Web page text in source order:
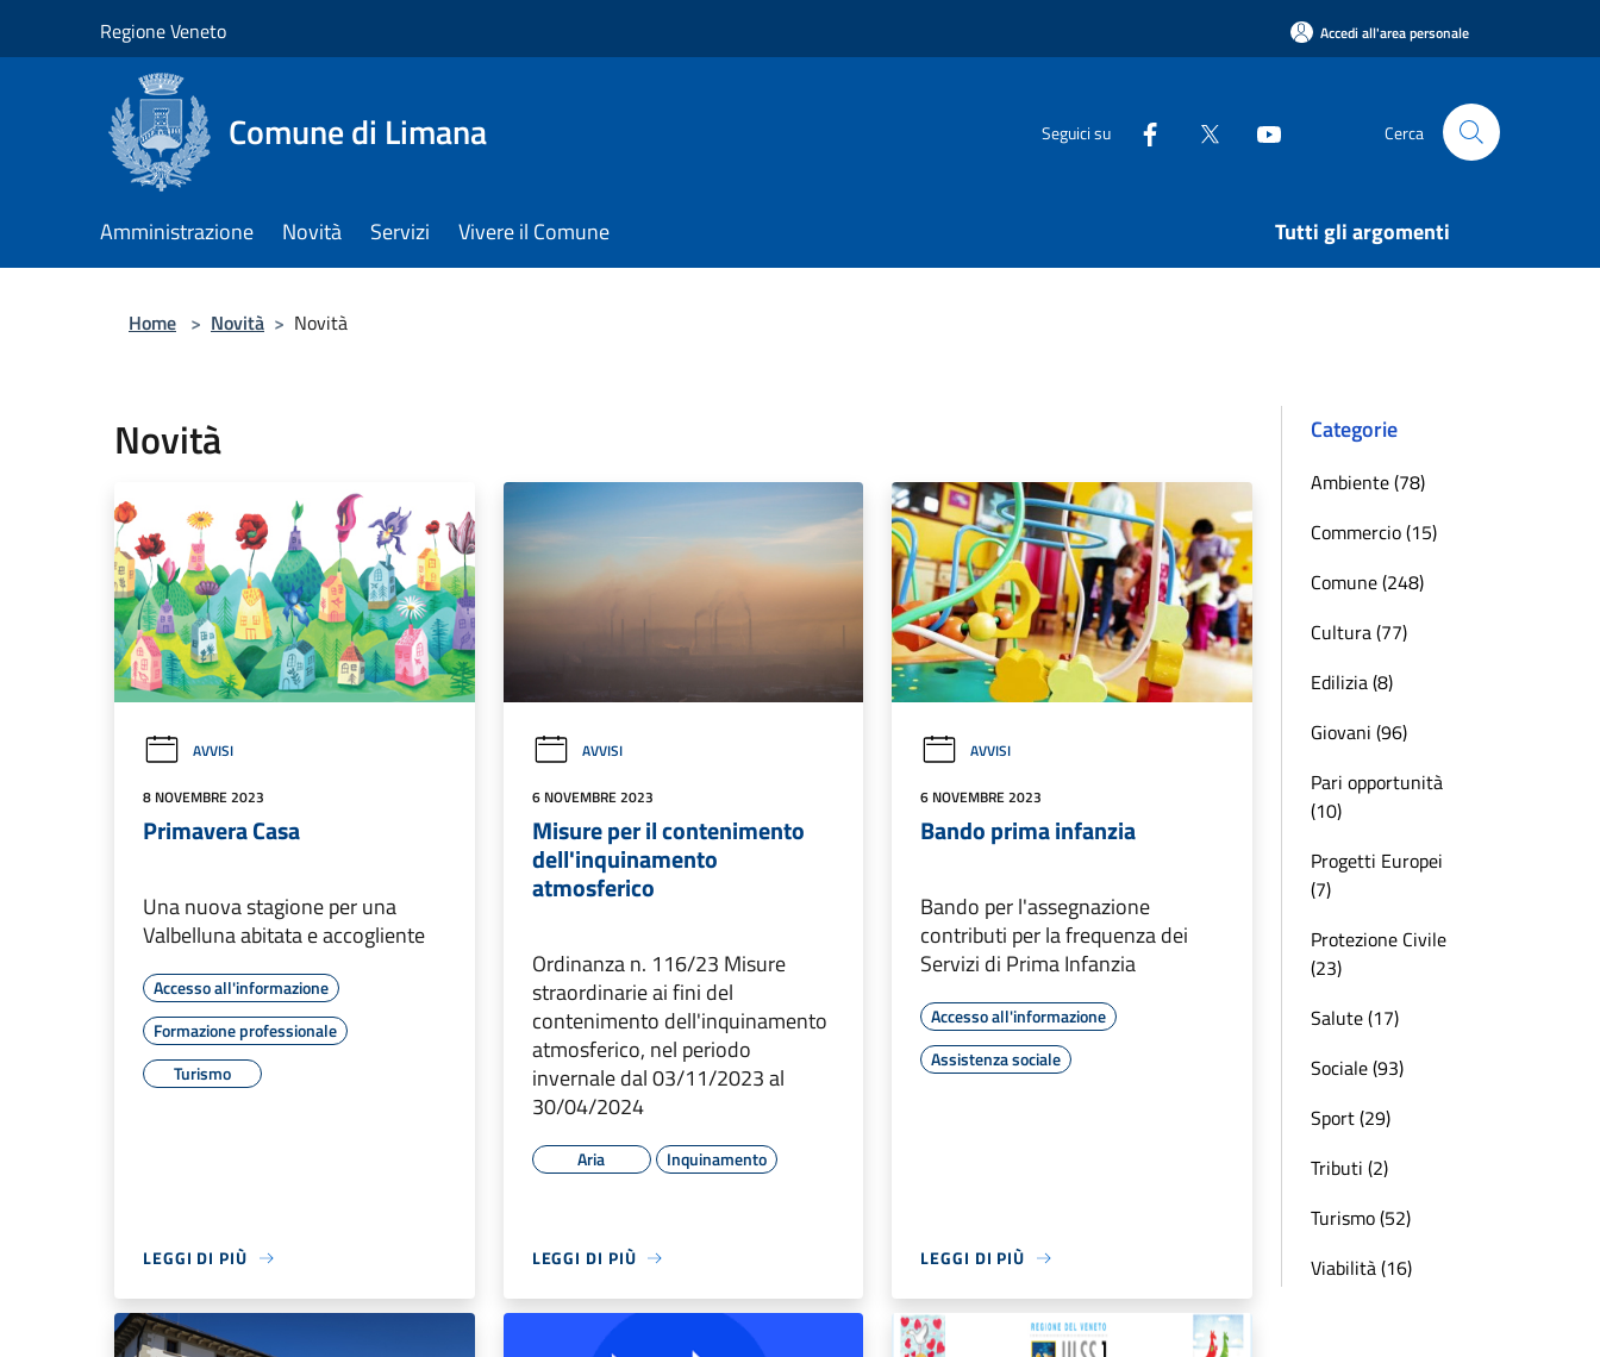
Regione Veneto Accedi all'area personale
Comune di Limana Seguici su Cerca
Amministrazione Novità Servizi Vivere il Comune Tutti gli argomenti
Home > Novità > Novità
Novità
AVVISI
8 NOVEMBRE 2023
Primavera Casa
Una nuova stagione per una
Valbelluna abitata e accogliente
Accesso all'informazione
Formazione professionale
Turismo
LEGGI DI PIÙ
AVVISI
6 NOVEMBRE 2023
Misure per il contenimento
dell'inquinamento
atmosferico
Ordinanza n. 116/23 Misure
straordinarie ai fini del
contenimento dell'inquinamento
atmosferico, nel periodo
invernale dal 03/11/2023 al
30/04/2024
Aria Inquinamento
LEGGI DI PIÙ
AVVISI
6 NOVEMBRE 2023
Bando prima infanzia
Bando per l'assegnazione
contributi per la frequenza dei
Servizi di Prima Infanzia
Accesso all'informazione
Assistenza sociale
LEGGI DI PIÙ
Categorie
Ambiente (78)
Commercio (15)
Comune (248)
Cultura (77)
Edilizia (8)
Giovani (96)
Pari opportunità
(10)
Progetti Europei
(7)
Protezione Civile
(23)
Salute (17)
Sociale (93)
Sport (29)
Tributi (2)
Turismo (52)
Viabilità (16)